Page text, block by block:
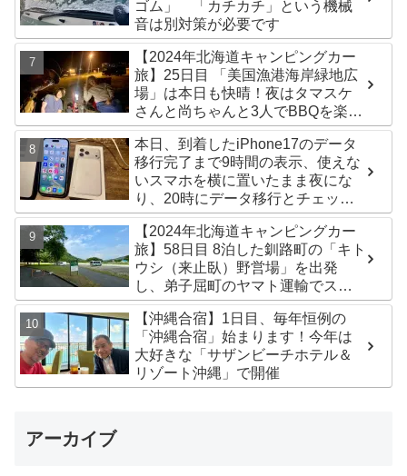
ゴム」 「カチカチ」という機械
音は別対策が必要です
【2024年北海道キャンピングカー
旅】25日目 「美国漁港海岸緑地広
場」は本日も快晴！夜はタマスケ
さんと尚ちゃんと3人でBBQを楽し
みました♪
本日、到着したiPhone17のデータ
移行完了まで9時間の表示、使えな
いスマホを横に置いたまま夜にな
り、20時にデータ移行とチェック
が無事完了！午後からの写真がほ
ぼありません^^;
【2024年北海道キャンピングカー
旅】58日目 8泊した釧路町の「キト
ウシ（来止臥）野営場」を出発
し、弟子屈町のヤマト運輸でステ
ッカー受け取り！今日は北見市の
無料キャンプ場「つつじ公園キャ
ンプ場」まで
【沖縄合宿】1日目、毎年恒例の
「沖縄合宿」始まります！今年は
大好きな「サザンビーチホテル＆
リゾート沖縄」で開催
アーカイブ